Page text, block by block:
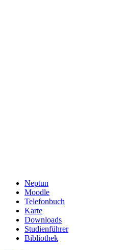
Neptun
Moodle
Telefonbuch
Karte
Downloads
Studienführer
Bibliothek